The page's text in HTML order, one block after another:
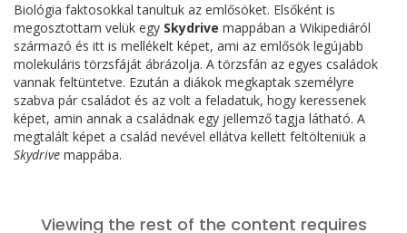
Biológia faktosokkal tanultuk az emlősöket. Elsőként is
megosztottam velük egy Skydrive mappában a Wikipediáról
származó és itt is mellékelt képet, ami az emlősök legújabb
molekuláris törzsfáját ábrázolja. A törzsfán az egyes családok
vannak feltüntetve. Ezután a diákok megkaptak személyre
szabva pár családot és az volt a feladatuk, hogy keressenek
képet, amin annak a családnak egy jellemző tagja látható. A
megtalált képet a család nevével ellátva kellett feltölteniük a
Skydrive mappába.